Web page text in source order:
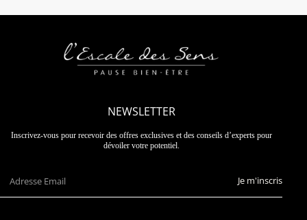
NEWSLETTER
Inscrivez-vous pour recevoir des offres exclusives et des conseils d’experts pour
dévoiler votre potentiel.
Je m'inscris